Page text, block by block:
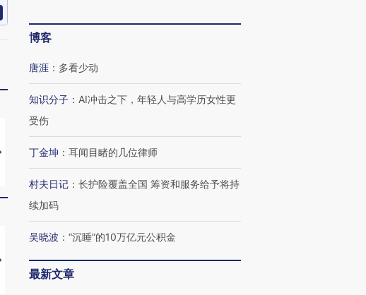
视线｜HYROX的吸金
术：是什么让中产们甘
心“花钱找虐”？
马航飞行员跨国走私7万
粒摇头丸 尿检体内含3种
毒品
度Z世代 用街头抗争将教
育部长拱下台
【推广】走进第四届链博
会，让数智科技“链”接产
【商旅对话】华住集团
博客
唐涯 ： 多看少动
知识分子 ： AI冲击之下，年轻人与高学历女性更
受伤
丁金坤 ： 耳闻目睹的几位律师
村夫日记 ： 长护险覆盖全国 筹资和服务给予将持
续加码
吴晓波 ： “沉睡”的10万亿元公积金
最新文章